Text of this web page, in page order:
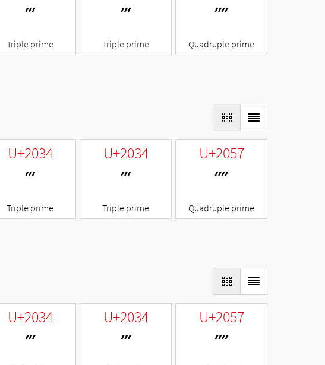
‴
Triple prime
‴
Triple prime
⁗
Quadruple prime
U+2034
‴
Triple prime
U+2034
‴
Triple prime
U+2057
⁗
Quadruple prime
U+2034
‴
U+2034
‴
U+2057
⁗